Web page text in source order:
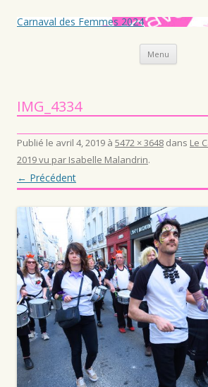
Carnaval des Femmes 2024
Menu Aller
IMG_4334
Publié le avril 4, 2019 à 5472 × 3648 dans Le
2019 vu par Isabelle Malandrin.
← Précédent